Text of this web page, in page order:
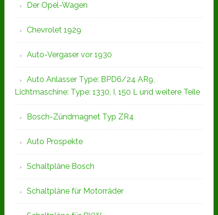
Der Opel-Wagen
Chevrolet 1929
Auto-Vergaser vor 1930
Auto Anlasser Type: BPD6/24 AR9,
Lichtmaschine: Type: 1330, I, 150 L und weitere Teile
Bosch-Zündmagnet Typ ZR4
Auto Prospekte
Schaltpläne Bosch
Schaltpläne für Motorräder